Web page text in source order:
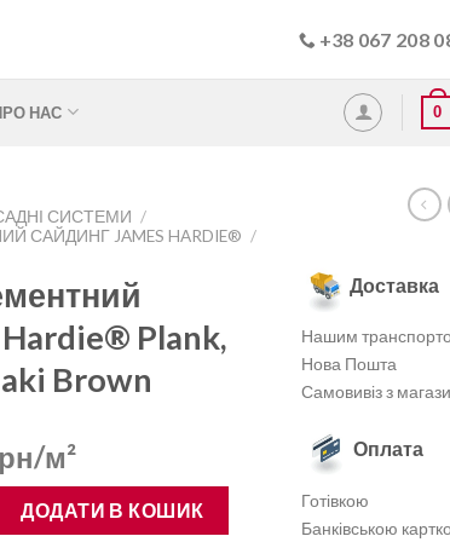
+38 067 208
НАС 0
СИСТЕМИ /
САЙДИНГ JAMES HARDIE® /
Plank,
Brown
м²
сайдинг Hardie® Plank, колір Khaki Brown кількість
ДОДАТИ В КОШИК
Доставка
Нашим
Нова Пошта
Самовивіз з
Оплата
Готівкою
Банківською